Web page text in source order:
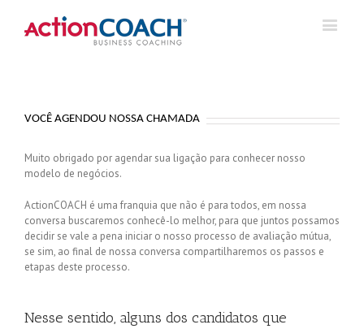
VOCÊ AGENDOU NOSSA CHAMADA
Muito obrigado por agendar sua ligação para conhecer nosso
modelo de negócios.
ActionCOACH é uma franquia que não é para todos, em nossa
conversa buscaremos conhecê-lo melhor, para que juntos possamos
decidir se vale a pena iniciar o nosso processo de avaliação mútua,
se sim, ao final de nossa conversa compartilharemos os passos e
etapas deste processo.
Nesse sentido, alguns dos candidatos que